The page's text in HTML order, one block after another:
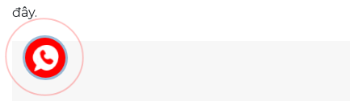
đây.